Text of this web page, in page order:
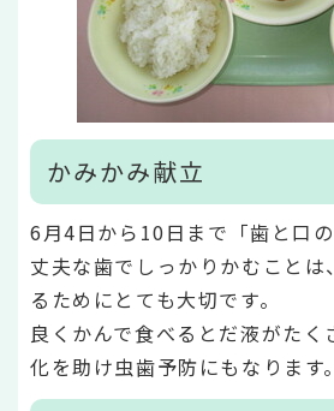
かみかみ献立
6月4日から10日まで「歯と口の
丈夫な歯でしっかりかむことは
るためにとても大切です。
良くかんで食べるとだ液がたく
化を助け虫歯予防にもなります。